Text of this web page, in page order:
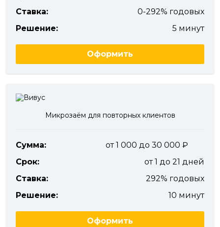
Ставка:
0-292% годовых
Решение:
5 минут
Оформить
Микрозаём для повторных клиентов
Сумма:
от 1 000 до 30 000
Срок:
от 1 до 21 дней
Ставка:
292% годовых
Решение:
10 минут
Оформить